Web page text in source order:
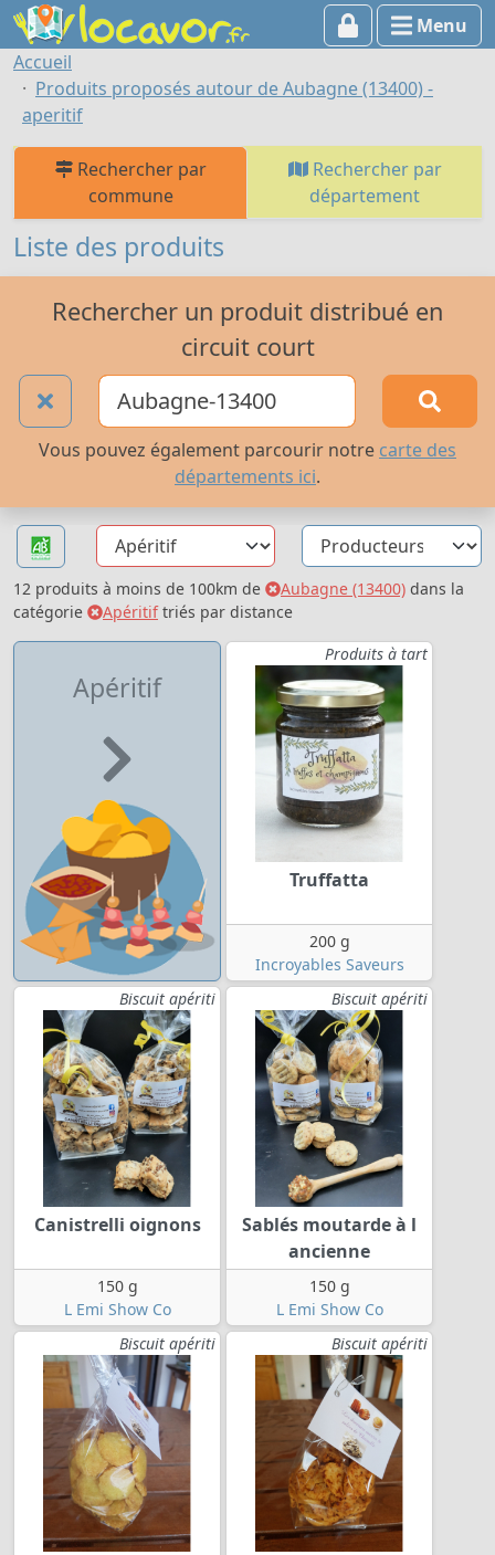
Menu
Accueil
Produits proposés autour de Aubagne (13400) -
aperitif
Rechercher par
commune
Rechercher par
département
Liste des produits
Rechercher un produit distribué en
circuit court
Vous pouvez également parcourir notre carte des
départements ici.
12 produits à moins de 100km de Aubagne (13400) dans la
catégorie
Apéritiftriés par distance
Apéritif
Produits à tart
Truffatta
200 g
Incroyables Saveurs
Biscuit apériti
Canistrelli oignons
150 g
L Emi Show Co
Biscuit apériti
Sablés moutarde à l
ancienne
150 g
L Emi Show Co
Biscuit apériti
Biscuit apériti